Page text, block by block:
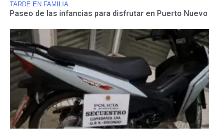
TARDE EN FAMILIA
Paseo de las infancias para disfrutar en Puerto Nuevo